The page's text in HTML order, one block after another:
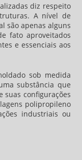
diz respeito
A nível de
são apenas alguns
fato aproveitados
e essenciais aos
sob medida
substância que
suas configurações
polipropileno
industriais ou